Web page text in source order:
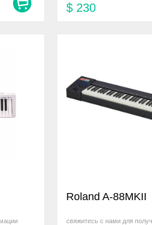
$230
Roland A-88MKII
свяжитесь с нами для